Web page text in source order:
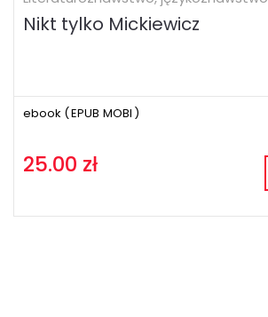
Nikt tylko Mickiewicz
ebook (EPUB MOBI )
25.00 zł